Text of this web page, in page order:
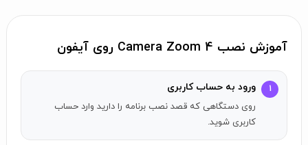
برای بزرگنمایی/کوچک‌نمایی در هر جا بکشید
(تنظیم اختیاری)
آموزش نصب Camera Zoom 4 روی آیفون
۱ ورود به حساب کاربری
روی دستگاهی که قصد نصب برنامه را دارید وارد حساب
کاربری شوید.